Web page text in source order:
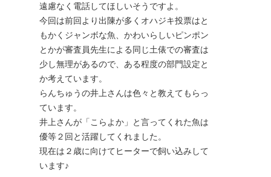
遠慮なく電話してほしいそうですよ。
今回は前回より出陳が多くオハジキ投票はと
もかくジャンボな魚、かわいらしいピンポン
とかが審査員先生による同じ土俵での審査は
少し無理があるので、ある程度の部門設定と
か考えています。
らんちゅうの井上さんは色々と教えてもらっ
ています。
井上さんが「こらよか」と言ってくれた魚は
優等２回と活躍してくれました。
現在は２歳に向けてヒーターで飼い込みして
います♪